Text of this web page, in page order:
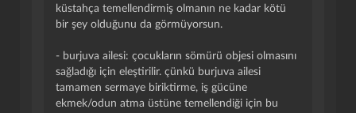
küstahça temellendirmiş olmanın ne kadar kötü
bir şey olduğunu da görmüyorsun.
- burjuva ailesi: çocukların sömürü objesi olmasını
sağladığı için eleştirilir. çünkü burjuva ailesi
tamamen sermaye biriktirme, iş gücüne
ekmek/odun atma üstüne temellendiği için bu